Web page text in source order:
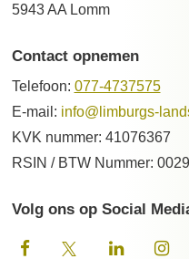
5943 AA Lomm
Contact opnemen
Telefoon: 077-4737575
E-mail: info@limburgs-
KVK nummer: 41076367
RSIN / BTW Nummer:
Volg ons op Social